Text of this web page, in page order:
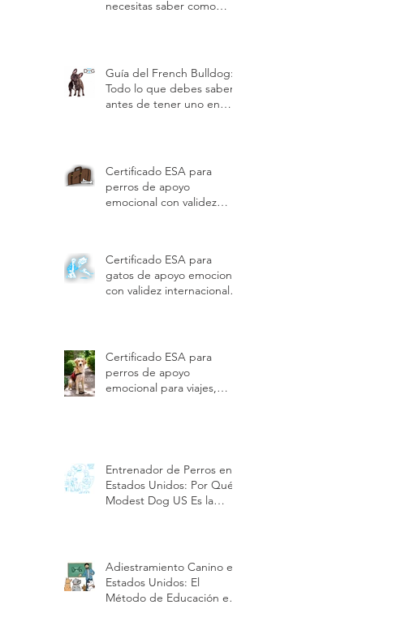
necesitas saber como
Guía del French Bulldog:
Todo lo que debes saber
antes de tener uno en
Certificado ESA para
perros de apoyo
emocional con validez
Certificado ESA para
gatos de apoyo emocional
con validez internacional
Certificado ESA para
perros de apoyo
emocional para viajes,
Entrenador de Perros en
Estados Unidos: Por Qué
Modest Dog US Es la
Dog US
Adiestramiento Canino en
Estados Unidos: El
Método de Educación en